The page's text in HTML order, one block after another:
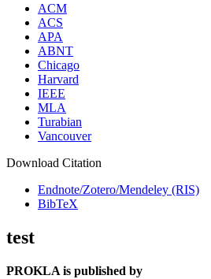
ACM
ACS
APA
ABNT
Chicago
Harvard
IEEE
MLA
Turabian
Vancouver
Download Citation
Endnote/Zotero/Mendeley (RIS)
BibTeX
test
PROKLA is published by